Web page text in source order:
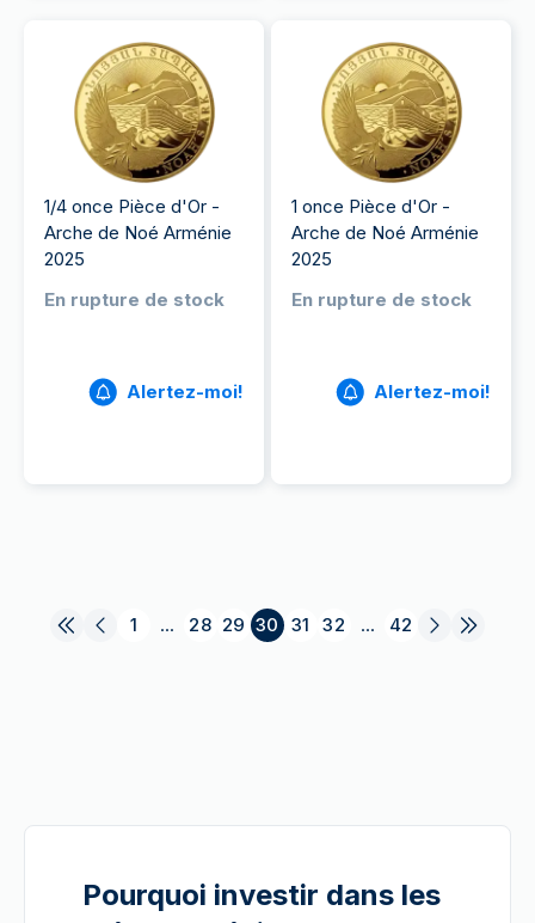
1/4 once Pièce d'Or -
Arche de Noé Arménie
2025
En rupture de stock
Alertez-moi!
1 once Pièce d'Or -
Arche de Noé Arménie
2025
En rupture de stock
Alertez-moi!
1 ... 28 29 30 31 32 ... 42
Pourquoi investir dans les